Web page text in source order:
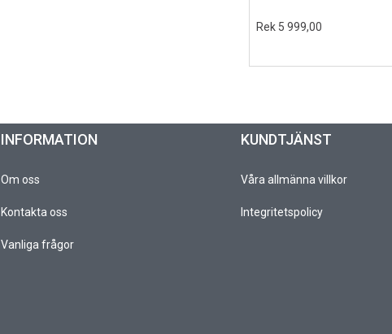
Rek 5 999,00
INFORMATION
Om oss
Kontakta oss
Vanliga frågor
KUNDTJÄNST
Våra allmänna villkor
Integritetspolicy